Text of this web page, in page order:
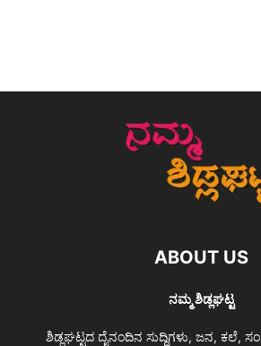
ABOUT US
ನಮ್ಮ ಶಿಡ್ಲಘಟ್ಟ
ಶಿಡ್ಲಘಟ್ಟದ ದೈನಂದಿನ ಸುದ್ದಿಗಳು, ಜನ, ಕಲೆ,